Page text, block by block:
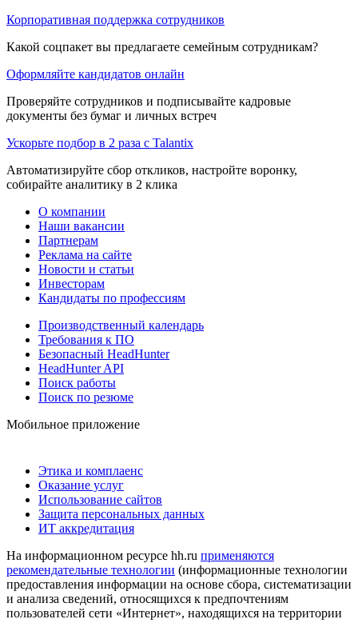
Корпоративная поддержка сотрудников
Какой соцпакет вы предлагаете семейным сотрудникам?
Оформляйте кандидатов онлайн
Проверяйте сотрудников и подписывайте кадровые
документы без бумаг и личных встреч
Ускорьте подбор в 2 раза с Talantix
Автоматизируйте сбор откликов, настройте воронку,
собирайте аналитику в 2 клика
О компании
Наши вакансии
Партнерам
Реклама на сайте
Новости и статьи
Инвесторам
Кандидаты по профессиям
Производственный календарь
Требования к ПО
Безопасный HeadHunter
HeadHunter API
Поиск работы
Поиск по резюме
Мобильное приложение
Этика и комплаенс
Оказание услуг
Использование сайтов
Защита персональных данных
ИТ аккредитация
На информационном ресурсе hh.ru применяются
рекомендательные технологии (информационные технологии
предоставления информации на основе сбора, систематизации
и анализа сведений, относящихся к предпочтениям
пользователей сети «Интернет», находящихся на территории